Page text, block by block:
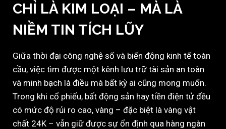
CHỈ LÀ KIM LOẠI – MÀ LÀ
NIỀM TIN TÍCH LŨY
Giữa thời đại công nghệ số và biến động kinh tế toàn
cầu, việc tìm được một kênh lưu trữ tài sản an toàn
và minh bạch là điều mà bất kỳ ai cũng mong muốn.
Trong khi cổ phiếu, bất động sản hay tiền điện tử đều
có mức độ rủi ro cao, vàng – đặc biệt là vàng vật
chất 24K – vẫn giữ được sự ổn định qua hàng ngàn